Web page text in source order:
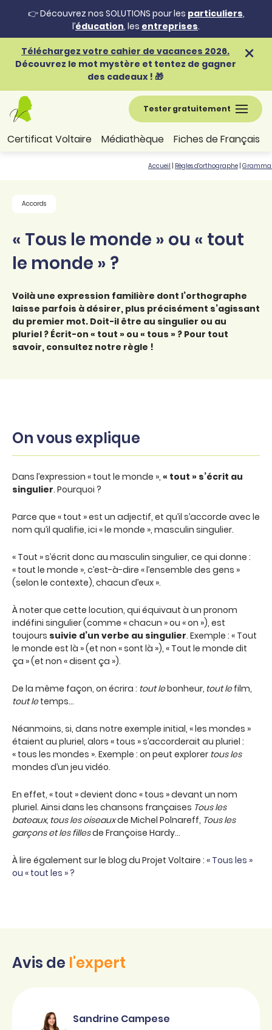
👉 Découvrez nos SOLUTIONS pour les particuliers,
l’éducation, les entreprises.
Téléchargez votre cahier de vacances 2026.
Découvrez le mot mystère et tentez de gagner
des cadeaux ! 🎁
Tester gratuitement
Certificat Voltaire Médiathèque Fiches de Français
Accueil Règles d'orthographe
Accords
« Tous le monde » ou « tout
le monde » ?
Voilà une expression familière dont l’orthographe
laisse parfois à désirer, plus précisément s’agissant
du premier mot. Doit-il être au singulier ou au
pluriel ? Écrit-on « tout » ou « tous » ? Pour tout
savoir, consultez notre règle !
On vous explique
Dans l’expression « tout le monde », « tout » s’écrit au
singulier. Pourquoi ?
Parce que « tout » est un adjectif, et qu’il s’accorde avec le
nom qu’il qualifie, ici « le monde », masculin singulier.
« Tout » s’écrit donc au masculin singulier, ce qui donne :
« tout le monde », c’est-à-dire « l’ensemble des gens »
(selon le contexte), chacun d’eux ».
À noter que cette locution, qui équivaut à un pronom
indéfini singulier (comme « chacun » ou « on »), est
toujours suivie d’un verbe au singulier. Exemple : « Tout
le monde est là » (et non « sont là »), « Tout le monde dit
ça » (et non « disent ça »).
De la même façon, on écrira : tout lebonheur, tout lefilm,
tout letemps…
Néanmoins, si, dans notre exemple initial, « les mondes »
étaient au pluriel, alors « tous » s’accorderait au pluriel :
« tous les mondes ». Exemple : on peut explorer tous les
mondes d’un jeu vidéo.
En effet, « tout » devient donc « tous » devant un nom
pluriel. Ainsi dans les chansons françaises Tous les
bateaux, tous les oiseauxde Michel Polnareff, Tous les
garçons et les fillesde Françoise Hardy…
À lire également sur le blog du Projet Voltaire : « Tous les »
ou « tout les » ?
Avis de l'expert
Sandrine Campese